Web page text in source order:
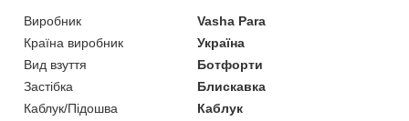
Виробник
Vasha Para
Країна виробник
Україна
Вид взуття
Ботфорти
Застібка
Блискавка
Каблук/Підошва
Каблук